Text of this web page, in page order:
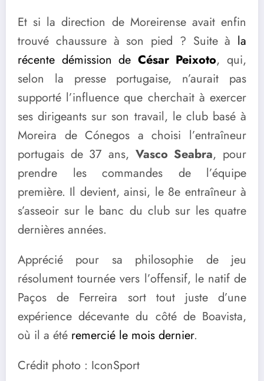
Et si la direction de Moreirense avait enfin
trouvé chaussure à son pied ? Suite à la
récente démission de César Peixoto, qui,
selon la presse portugaise, n’aurait pas
supporté l’influence que cherchait à exercer
ses dirigeants sur son travail, le club basé à
Moreira de Cónegos a choisi l’entraîneur
portugais de 37 ans, Vasco Seabra, pour
prendre les commandes de l’équipe
première. Il devient, ainsi, le 8e entraîneur à
s’asseoir sur le banc du club sur les quatre
dernières années.
Apprécié pour sa philosophie de jeu
résolument tournée vers l’offensif, le natif de
Paços de Ferreira sort tout juste d’une
expérience décevante du côté de Boavista,
où il a été remercié le mois dernier.
Crédit photo : IconSport